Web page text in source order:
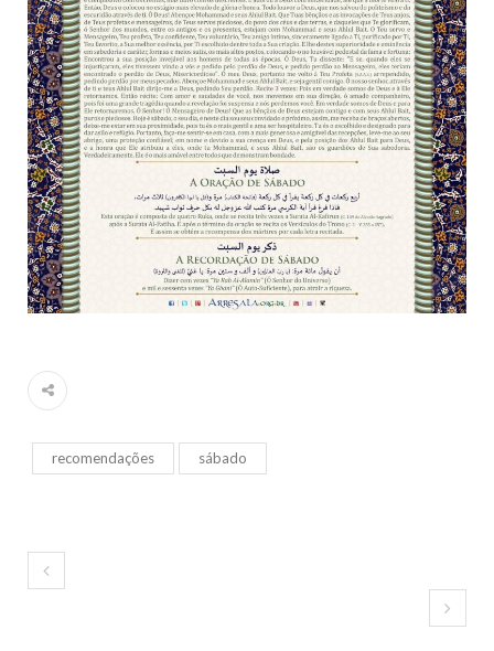
recomendações sábado